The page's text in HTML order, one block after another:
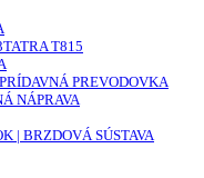
TATRA T815
PREVODOVKA
NÁPRAVA
| BRZDOVÁ SÚSTAVA